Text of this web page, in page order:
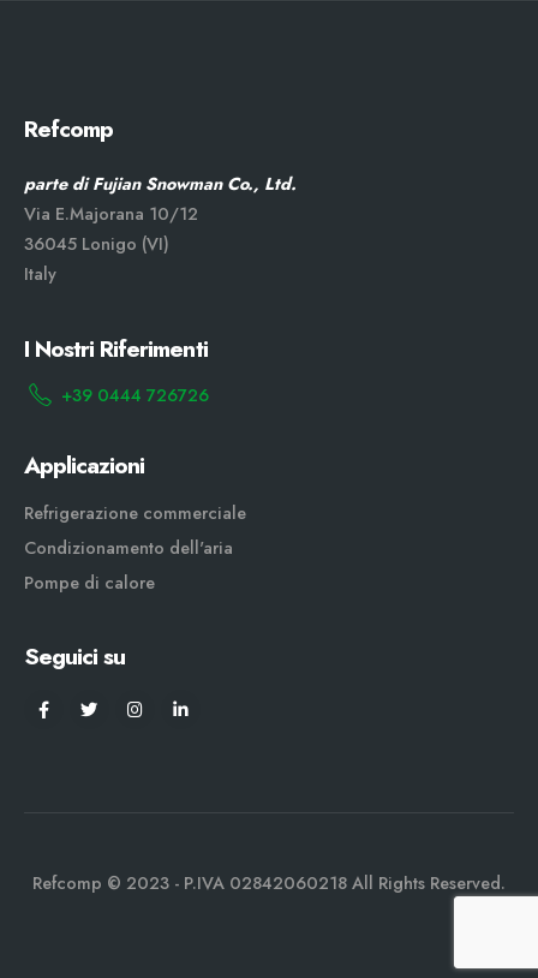
Refcomp
parte di Fujian Snowman Co., Ltd.
Via E.Majorana 10/12
36045 Lonigo (VI)
Italy
I Nostri Riferimenti
+39 0444 726726
Applicazioni
Refrigerazione commerciale
Condizionamento dell'aria
Pompe di calore
Seguici su
Refcomp © 2023 - P.IVA 02842060218 All Rights Reserved.